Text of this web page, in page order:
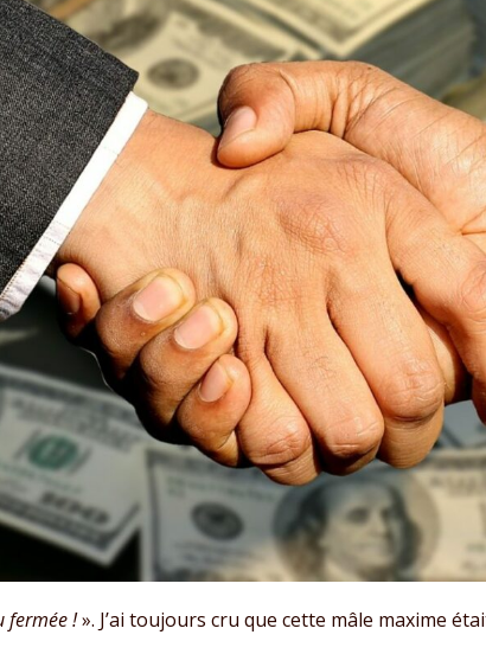
fermée !». J’ai toujours cru que cette mâle maxime